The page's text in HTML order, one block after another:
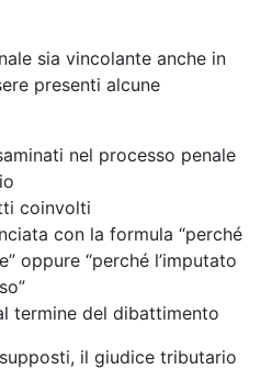
sia vincolante anche in
presenti alcune
nel processo penale
coinvolti
con la formula “perché
oppure “perché l’imputato
termine del dibattimento
il giudice tributario